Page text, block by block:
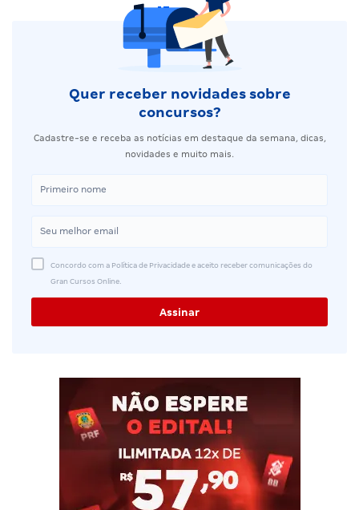
Quer receber novidades sobre
concursos?
Cadastre-se e receba as notícias em destaque da semana, dicas,
novidades e muito mais.
Concordo com a Política de Privacidade e aceito receber comunicações do
Gran Cursos Online.